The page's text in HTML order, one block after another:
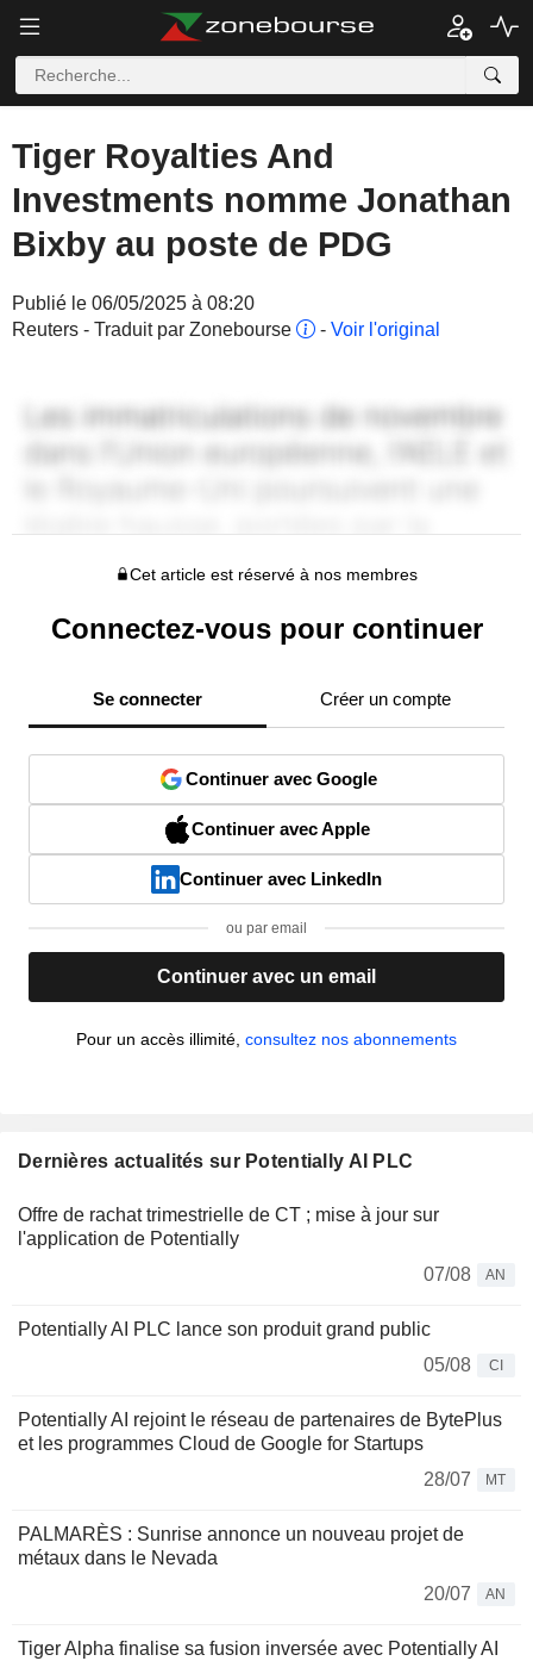
Tiger Royalties And
Investments nomme Jonathan
Bixby au poste de PDG
Publié le 06/05/2025 à 08:20
Reuters - Traduit par Zonebourse
- Voir l'original
Cet article est réservé à nos membres
Connectez-vous pour continuer
Se connecter Créer un compte
Continuer avec Google
Continuer avec Apple
Continuer avec LinkedIn
ou par email
Continuer avec un email
Pour un accès illimité, consultez nos abonnements
Dernières actualités sur Potentially AI PLC
Offre de rachat trimestrielle de CT ; mise à jour sur
l'application de Potentially
07/08
AN
Potentially AI PLC lance son produit grand public
05/08
CI
Potentially AI rejoint le réseau de partenaires de BytePlus
et les programmes Cloud de Google for Startups
28/07
MT
PALMARÈS : Sunrise annonce un nouveau projet de
métaux dans le Nevada
20/07
AN
Tiger Alpha finalise sa fusion inversée avec Potentially AI